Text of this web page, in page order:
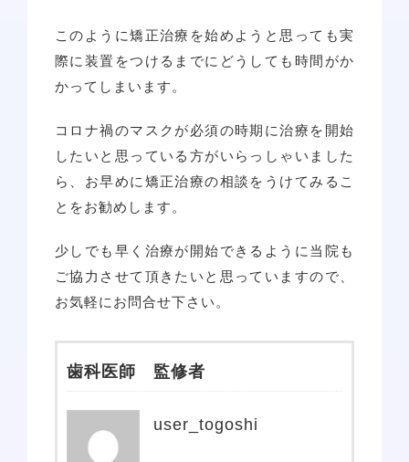
このように矯正治療を始めようと思っても実
際に装置をつけるまでにどうしても時間がか
かってしまいます。
コロナ禍のマスクが必須の時期に治療を開始
したいと思っている方がいらっしゃいました
ら、お早めに矯正治療の相談をうけてみるこ
とをお勧めします。
少しでも早く治療が開始できるように当院も
ご協力させて頂きたいと思っていますので、
お気軽にお問合せ下さい。
歯科医師 監修者
user_togoshi